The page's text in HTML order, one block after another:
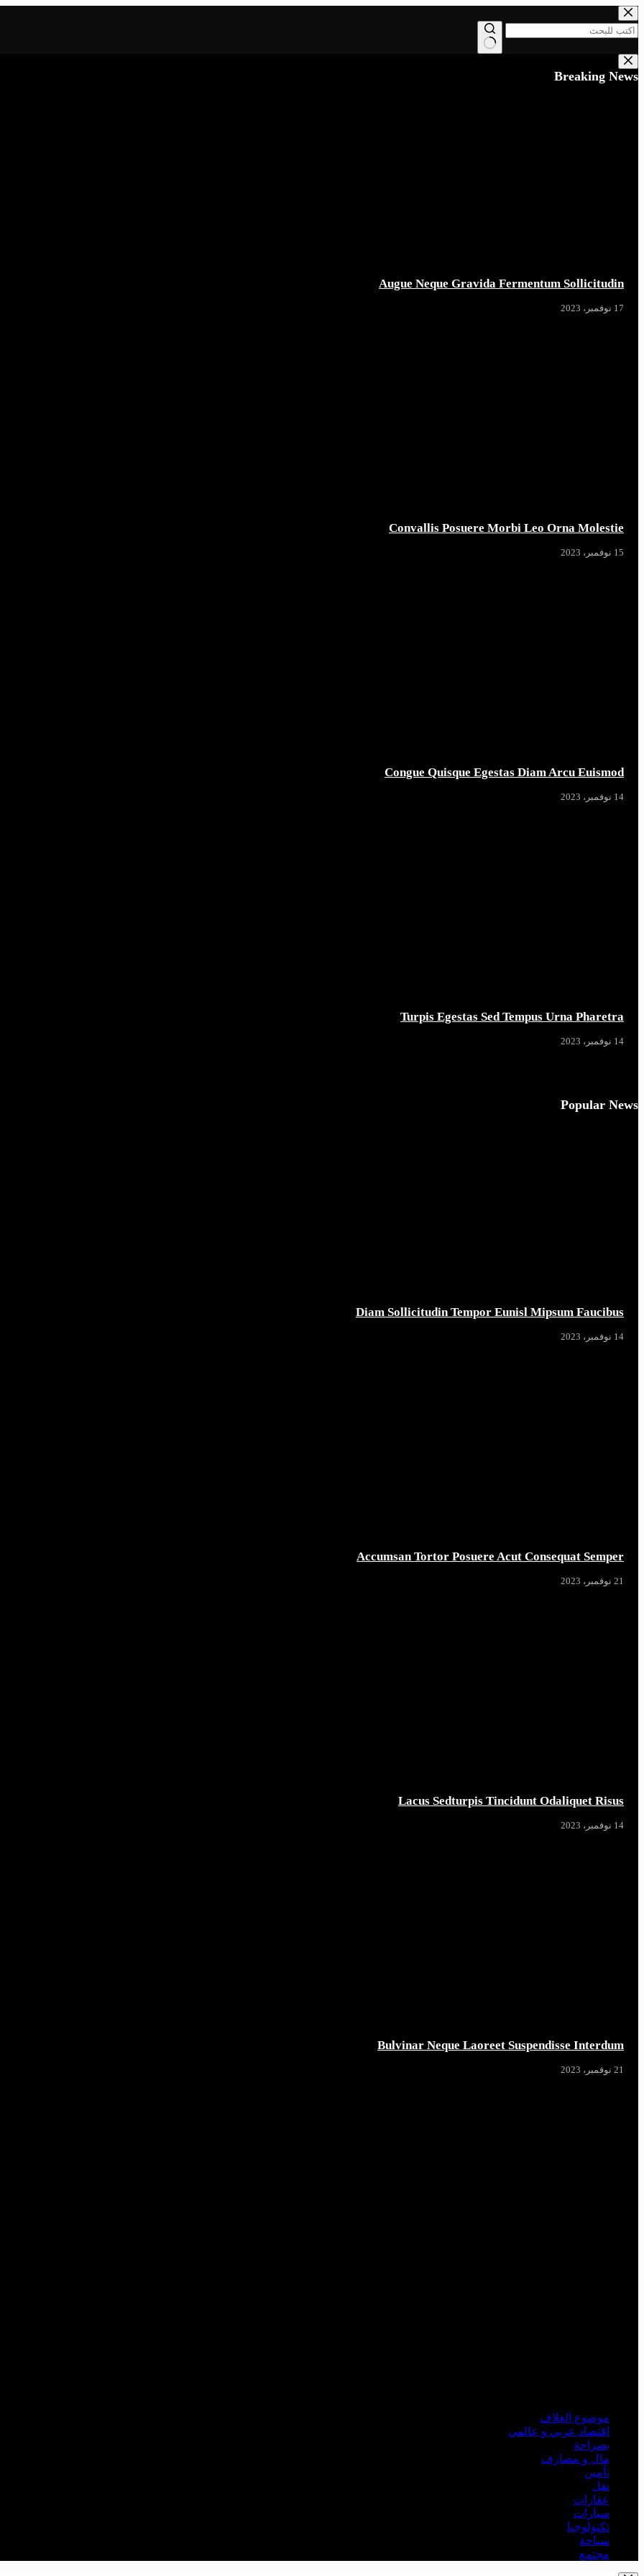
التجاوز
إلى
المحتوى
توجد
Breaking News
Augue Neque Gravida Fermentum Sollicitudin
17 نوفمبر، 2023
Convallis Posuere Morbi Leo Orna Molestie
15 نوفمبر، 2023
Congue Quisque Egestas Diam Arcu Euismod
14 نوفمبر، 2023
Turpis Egestas Sed Tempus Urna Pharetra
14 نوفمبر، 2023
Popular News
Diam Sollicitudin Tempor Eunisl Mipsum Faucibus
14 نوفمبر، 2023
Accumsan Tortor Posuere Acut Consequat Semper
21 نوفمبر، 2023
Lacus Sedturpis Tincidunt Odaliquet Risus
14 نوفمبر، 2023
Bulvinar Neque Laoreet Suspendisse Interdum
21 نوفمبر، 2023
موضوع الغلاف
اقتصاد عربي و عالمي
بصراحة
مال و مصارف
تأمين
نقل
عقارات
سيارات
تكنولوجيا
سياحة
مجتمع